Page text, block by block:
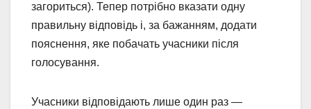
загориться). Тепер потрібно вказати одну
правильну відповідь і, за бажанням, додати
пояснення, яке побачать учасники після
голосування.
Учасники відповідають лише один раз —